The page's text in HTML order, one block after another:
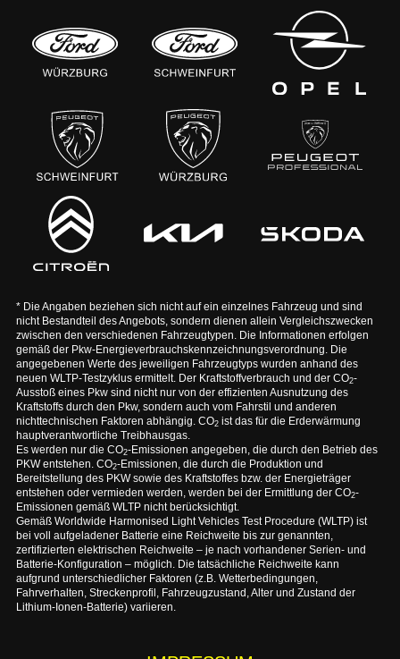
* Die Angaben beziehen sich nicht auf ein einzelnes Fahrzeug und sind
nicht Bestandteil des Angebots, sondern dienen allein Vergleichszwecken
zwischen den verschiedenen Fahrzeugtypen. Die Informationen erfolgen
gemäß der Pkw-Energieverbrauchskennzeichnungsverordnung. Die
angegebenen Werte des jeweiligen Fahrzeugtyps wurden anhand des
neuen WLTP-Testzyklus ermittelt. Der Kraftstoffverbrauch und der CO2-
Ausstoß eines Pkw sind nicht nur von der effizienten Ausnutzung des
Kraftstoffs durch den Pkw, sondern auch vom Fahrstil und anderen
nichttechnischen Faktoren abhängig. CO2ist das für die Erderwärmung
hauptverantwortliche Treibhausgas.
Es werden nur die CO2-Emissionen angegeben, die durch den Betrieb des
PKW entstehen. CO2-Emissionen, die durch die Produktion und
Bereitstellung des PKW sowie des Kraftstoffes bzw. der Energieträger
entstehen oder vermieden werden, werden bei der Ermittlung der CO2-
Emissionen gemäß WLTP nicht berücksichtigt.
Gemäß Worldwide Harmonised Light Vehicles Test Procedure (WLTP) ist
bei voll aufgeladener Batterie eine Reichweite bis zur genannten,
zertifizierten elektrischen Reichweite – je nach vorhandener Serien- und
Batterie-Konfiguration – möglich. Die tatsächliche Reichweite kann
aufgrund unterschiedlicher Faktoren (z.B. Wetterbedingungen,
Fahrverhalten, Streckenprofil, Fahrzeugzustand, Alter und Zustand der
Lithium-Ionen-Batterie) variieren.